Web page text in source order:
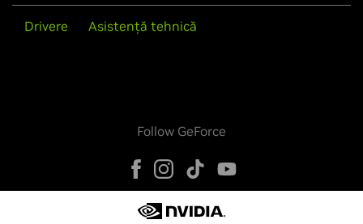
Drivere Asistență tehnică
Follow GeForce